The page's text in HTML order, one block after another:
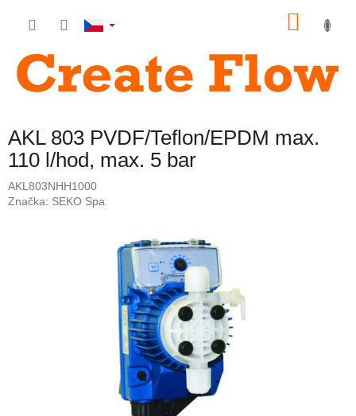
AKL 803 PVDF/Teflon/EPDM max.
110 l/hod, max. 5 bar
AKL803NHH1000
Značka: SEKO Spa